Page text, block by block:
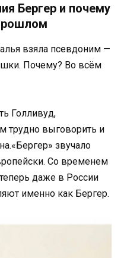
Бергер и почему
взяла псевдоним —
Почему? Во всём
Голливуд,
трудно выговорить и
звучало
Со временем
даже в России
именно как Бергер.